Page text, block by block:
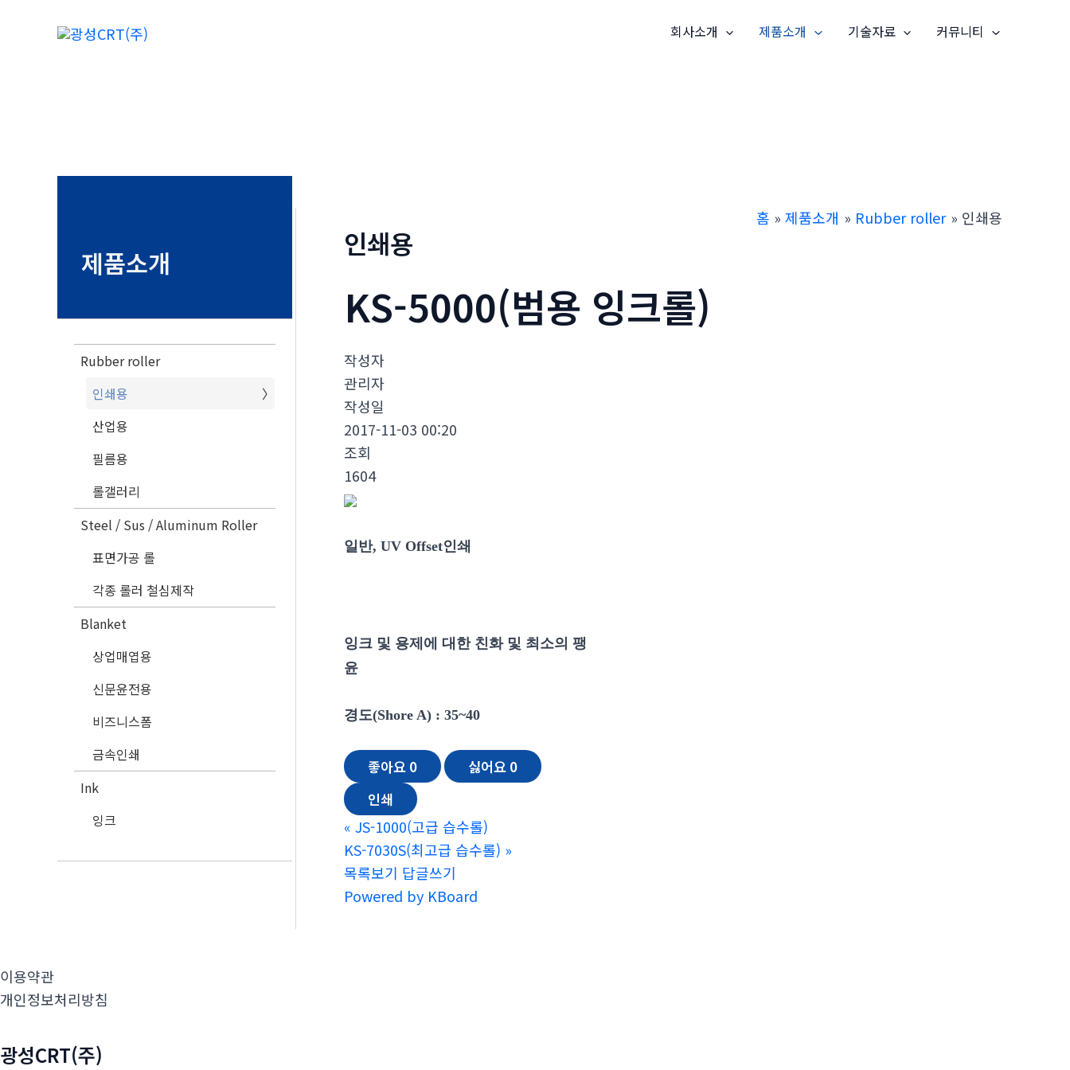
회사소개 제품소개 기술자료 커뮤니티
제품소개
Rubber roller
인쇄용
산업용
필름용
롤갤러리
Steel / Sus / Aluminum Roller
표면가공 롤
각종 롤러 철심제작
Blanket
상업매엽용
신문윤전용
비즈니스폼
금속인쇄
Ink
잉크
홈 제품소개 Rubber roller 인쇄용
인쇄용
KS-5000(범용 잉크롤)
작성자
관리자
작성일
2017-11-03 00:20
조회
1604
일반, UV Offset인쇄
잉크 및 용제에 대한 친화 및 최소의 팽
윤
경도(Shore A) : 35~40
좋아요 0 싫어요 0
인쇄
« JS-1000(고급 습수롤)
KS-7030S(최고급 습수롤) »
목록보기 답글쓰기
Powered by KBoard
이용약관
개인정보처리방침
광성CRT(주)